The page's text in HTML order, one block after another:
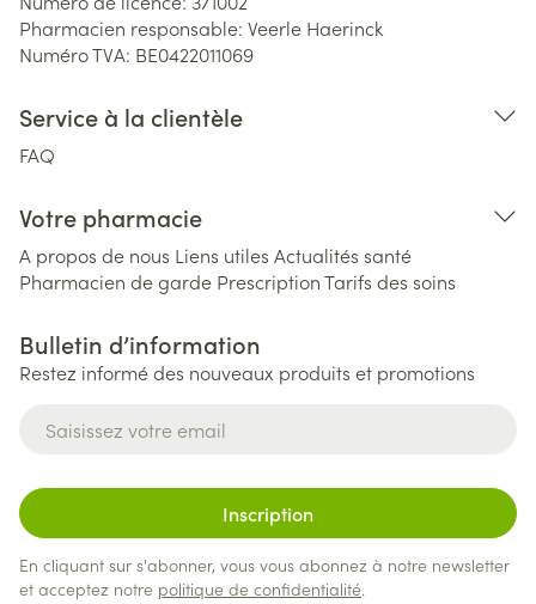
Pharmacien responsable: Veerle Haerinck
Numéro TVA: BE0422011069
Service à la clientèle
FAQ
Votre pharmacie
A propos de nous Liens utiles Actualités santé
Pharmacien de garde PrescriptionTarifs des soins
Bulletin d’information
Restez informé des nouveaux produits et promotions
Inscription
En cliquant sur s'abonner, vous vous abonnez à notre newsletter
et acceptez notre politique de confidentialité.